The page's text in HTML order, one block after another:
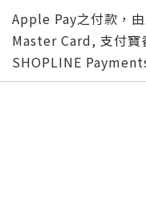
Apple Pay之付款，
Master Card, 支付寶
SHOPLINE